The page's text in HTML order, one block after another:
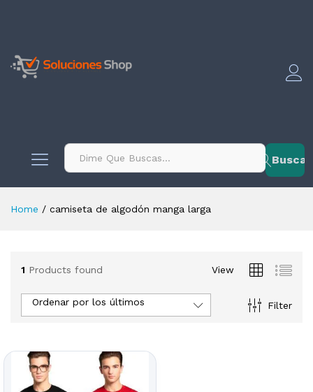
Buscar
Home / camiseta de algodón manga larga
1 Products found View
Filter
Ordenar por los últimos